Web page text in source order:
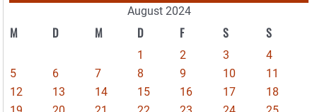
August 2024
M D M D F S S
1 2 3
4
5
6 7 8 9 10
11
12
13 14 15 16 17
18